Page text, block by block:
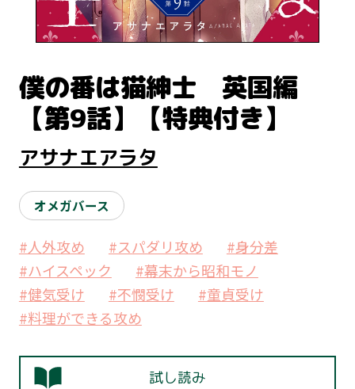
僕の番は猫紳士 英国編
【第9話】【特典付き】
アサナエアラタ
オメガバース
#人外攻め #スパダリ攻め
#身分差
#ハイスペック
#幕末から昭和モノ
#健気受け
#不憫受け
#童貞受け
#料理ができる攻め
試し読み